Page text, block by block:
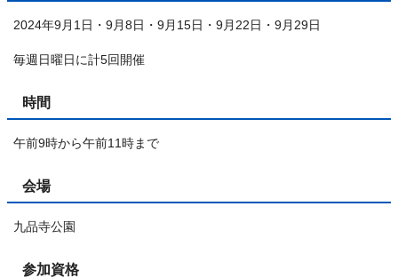
2024年9月1日・9月8日・9月15日・9月22日・9月29日
毎週日曜日に計5回開催
時間
午前9時から午前11時まで
会場
九品寺公園
参加資格